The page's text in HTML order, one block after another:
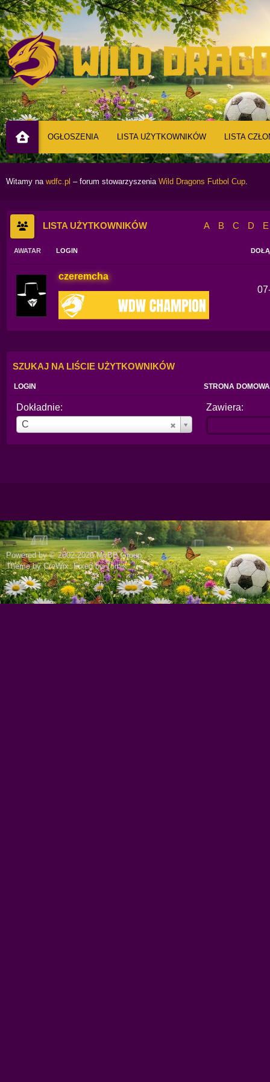
OGŁOSZENIA LISTA UŻYTKOWNIKÓW LISTA
Witamy na wdfc.pl – forum stowarzyszenia Wild Dragons Futbol Cup.
A B C D E
LISTA UŻYTKOWNIKÓW
AWATAR LOGIN
czeremcha
SZUKAJ NA LIŚCIE UŻYTKOWNIKÓW
LOGIN STRONA DOMOWA
Dokładnie:
C
Login
Zawiera:
Powered by © 2002-2026MyBB Group.
Theme byCreWix. Fixed byTomik.